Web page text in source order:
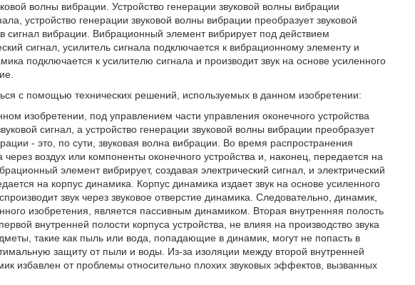
волны вибрации. Устройство генерации звуковой волны вибрации
устройство генерации звуковой волны вибрации преобразует звуковой
сигнал вибрации. Вибрационный элемент вибрирует под действием
сигнал, усилитель сигнала подключается к вибрационному элементу и
подключается к усилителю сигнала и производит звук на основе усиленного
с помощью технических решений, используемых в данном изобретении:
изобретении, под управлением части управления оконечного устройства
сигнал, а устройство генерации звуковой волны вибрации преобразует
- это, по сути, звуковая волна вибрации. Во время распространения
воздух или компоненты оконечного устройства и, наконец, передается на
элемент вибрирует, создавая электрический сигнал, и электрический
на корпус динамика. Корпус динамика издает звук на основе усиленного
звук через звуковое отверстие динамика. Следовательно, динамик,
изобретения, является пассивным динамиком. Вторая внутренняя полость
внутренней полости корпуса устройства, не влияя на производство звука
такие как пыль или вода, попадающие в динамик, могут не попасть в
защиту от пыли и воды. Из-за изоляции между второй внутренней
избавлен от проблемы относительно плохих звуковых эффектов, вызванных